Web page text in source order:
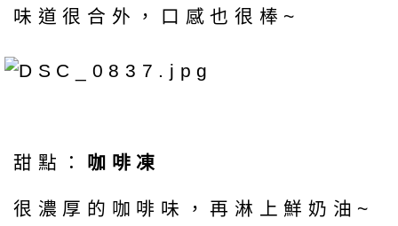
味道很合外，口感也很棒~
甜點： 咖啡凍
很濃厚的咖啡味，再淋上鮮奶油~